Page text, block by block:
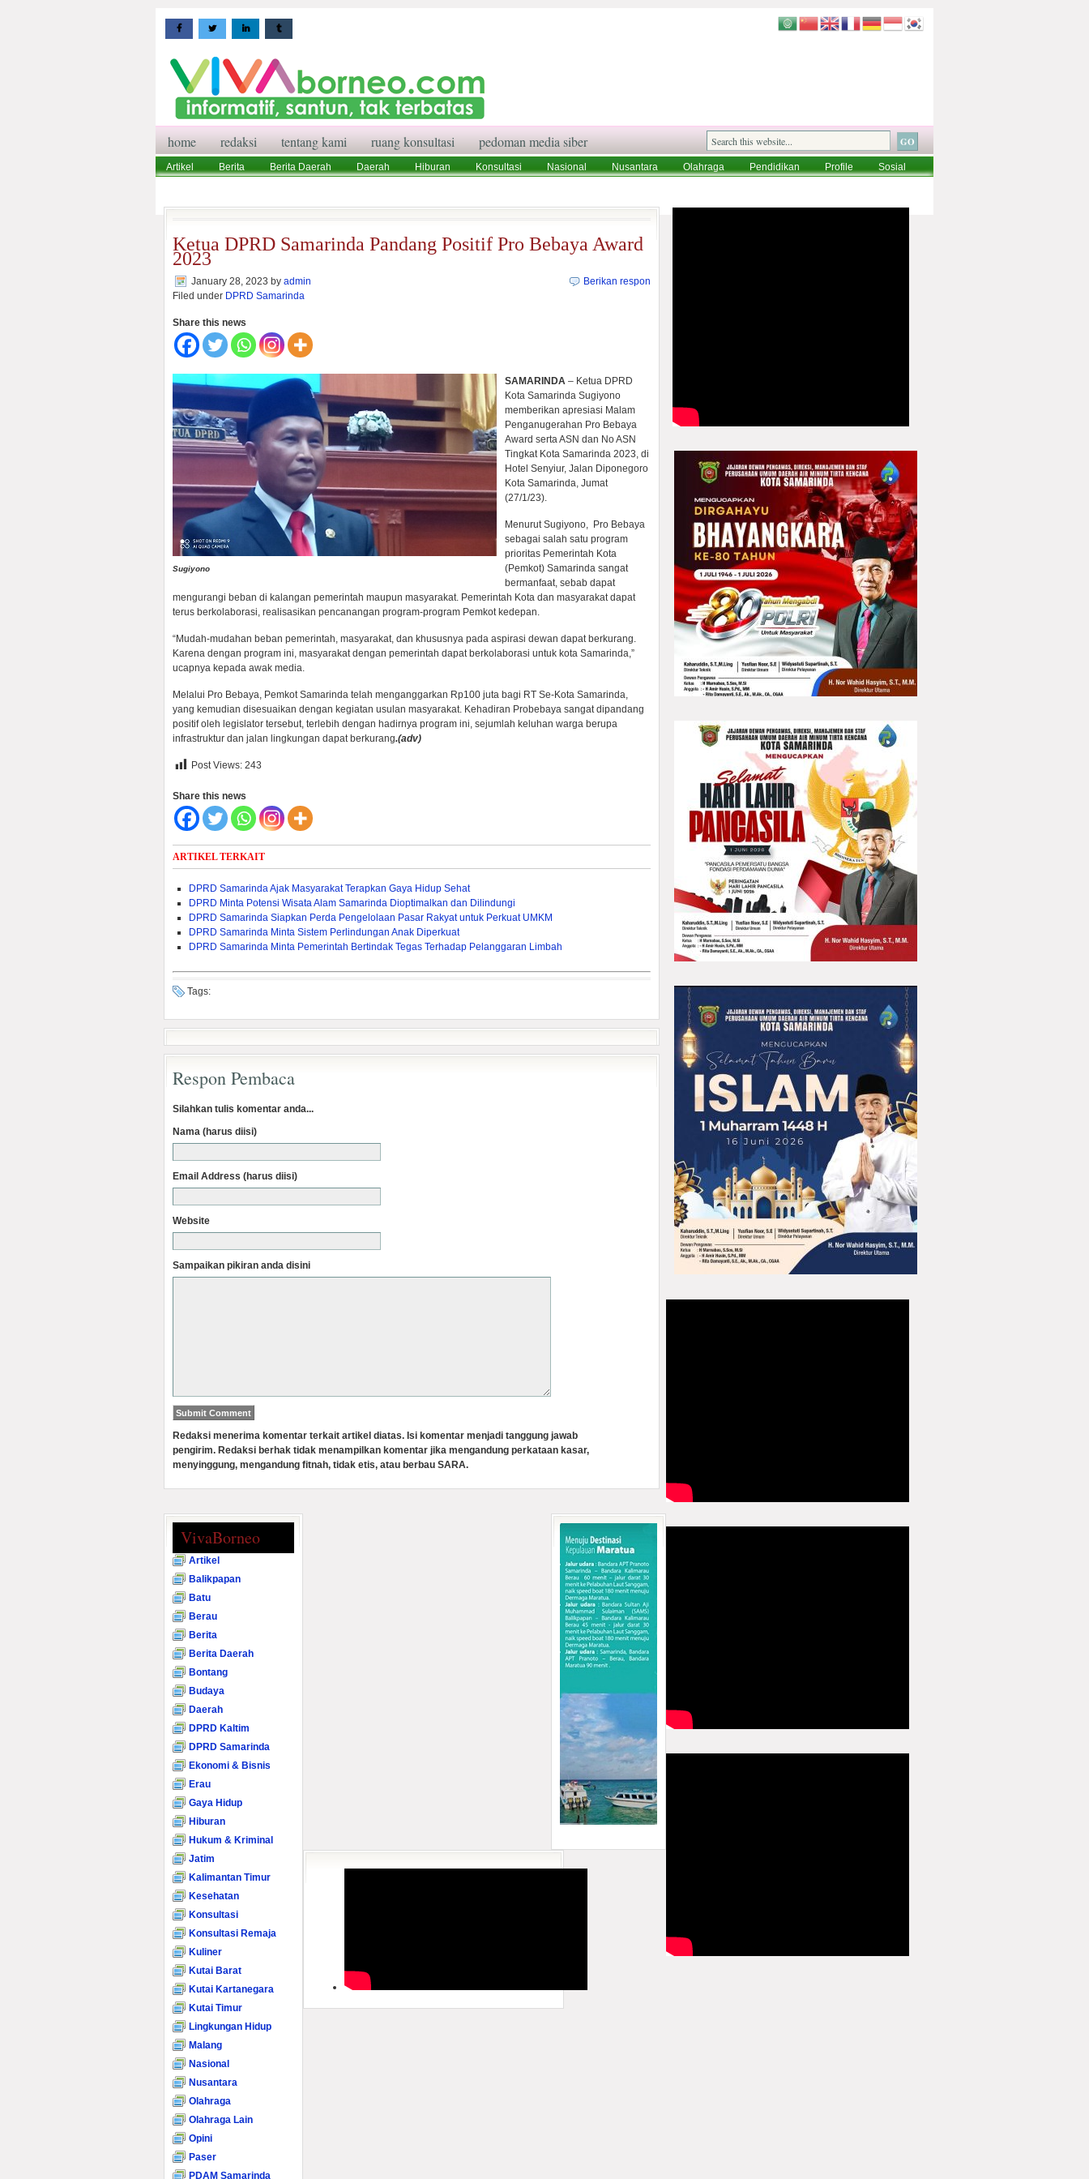
home redaksi tentang kami ruang konsultasi pedoman media siber
Artikel Berita Berita Daerah Daerah Hiburan Konsultasi Nasional Nusantara Olahraga Pendidikan Profile
Sosial
Ketua DPRD Samarinda Pandang Positif Pro Bebaya Award
2023
January 28, 2023 by admin
Filed under DPRD Samarinda
Berikan respon
Share this news
Sugiyono
SAMARINDA – Ketua DPRD
Kota Samarinda Sugiyono
memberikan apresiasi Malam
Penganugerahan Pro Bebaya
Award serta ASN dan No ASN
Tingkat Kota Samarinda 2023, di
Hotel Senyiur, Jalan Diponegoro
Kota Samarinda, Jumat
(27/1/23).
Menurut Sugiyono, Pro Bebaya
sebagai salah satu program
prioritas Pemerintah Kota
(Pemkot) Samarinda sangat
bermanfaat, sebab dapat
mengurangi beban di kalangan pemerintah maupun masyarakat. Pemerintah Kota dan masyarakat dapat
terus berkolaborasi, realisasikan pencanangan program-program Pemkot kedepan.
“Mudah-mudahan beban pemerintah, masyarakat, dan khususnya pada aspirasi dewan dapat berkurang.
Karena dengan program ini, masyarakat dengan pemerintah dapat berkolaborasi untuk kota Samarinda,”
ucapnya kepada awak media.
Melalui Pro Bebaya, Pemkot Samarinda telah menganggarkan Rp100 juta bagi RT Se-Kota Samarinda,
yang kemudian disesuaikan dengan kegiatan usulan masyarakat. Kehadiran Probebaya sangat dipandang
positif oleh legislator tersebut, terlebih dengan hadirnya program ini, sejumlah keluhan warga berupa
infrastruktur dan jalan lingkungan dapat berkurang.(adv)
Post Views: 243
Share this news
ARTIKEL TERKAIT
DPRD Samarinda Ajak Masyarakat Terapkan Gaya Hidup Sehat
DPRD Minta Potensi Wisata Alam Samarinda Dioptimalkan dan Dilindungi
DPRD Samarinda Siapkan Perda Pengelolaan Pasar Rakyat untuk Perkuat UMKM
DPRD Samarinda Minta Sistem Perlindungan Anak Diperkuat
DPRD Samarinda Minta Pemerintah Bertindak Tegas Terhadap Pelanggaran Limbah
Tags:
Respon Pembaca
Silahkan tulis komentar anda...
Nama (harus diisi)
Email Address (harus diisi)
Website
Sampaikan pikiran anda disini
Redaksi menerima komentar terkait artikel diatas. Isi komentar menjadi tanggung jawab
pengirim. Redaksi berhak tidak menampilkan komentar jika mengandung perkataan kasar,
menyinggung, mengandung fitnah, tidak etis, atau berbau SARA.
VivaBorneo
Artikel
Balikpapan
Batu
Berau
Berita
Berita Daerah
Bontang
Budaya
Daerah
DPRD Kaltim
DPRD Samarinda
Ekonomi & Bisnis
Erau
Gaya Hidup
Hiburan
Hukum & Kriminal
Jatim
Kalimantan Timur
Kesehatan
Konsultasi
Konsultasi Remaja
Kuliner
Kutai Barat
Kutai Kartanegara
Kutai Timur
Lingkungan Hidup
Malang
Nasional
Nusantara
Olahraga
Olahraga Lain
Opini
Paser
PDAM Samarinda